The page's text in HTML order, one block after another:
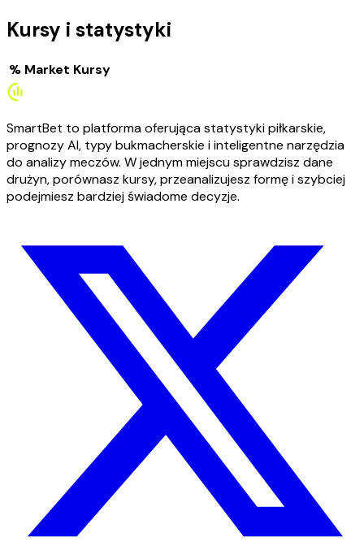
Kursy i statystyki
% Market Kursy
SmartBet to platforma oferująca statystyki piłkarskie,
prognozy AI, typy bukmacherskie i inteligentne narzędzia
do analizy meczów. W jednym miejscu sprawdzisz dane
drużyn, porównasz kursy, przeanalizujesz formę i szybciej
podejmiesz bardziej świadome decyzje.